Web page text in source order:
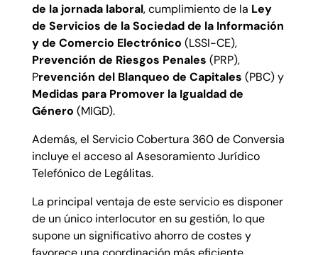
de la jornada laboral, cumplimiento de la Ley
de Servicios de la Sociedad de la Información
y de Comercio Electrónico (LSSI-CE),
Prevención de Riesgos Penales (PRP),
Prevención del Blanqueo de Capitales (PBC) y
Medidas para Promover la Igualdad de
Género (MIGD).
Además, el Servicio Cobertura 360 de Conversia
incluye el acceso al Asesoramiento Jurídico
Telefónico de Legálitas.
La principal ventaja de este servicio es disponer
de un único interlocutor en su gestión, lo que
supone un significativo ahorro de costes y